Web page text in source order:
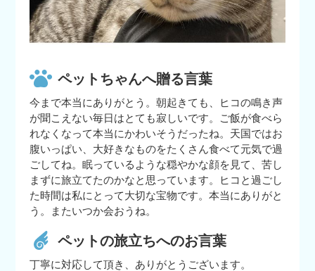
ペットちゃんへ贈る言葉
今まで本当にありがとう。朝起きても、ヒコの鳴き声
が聞こえない毎日はとても寂しいです。ご飯が食べら
れなくなって本当にかわいそうだったね。天国ではお
腹いっぱい、大好きなものをたくさん食べて元気で過
ごしてね。眠っているような穏やかな顔を見て、苦し
まずに旅立てたのかなと思っています。ヒコと過ごし
た時間は私にとって大切な宝物です。本当にありがと
う。またいつか会おうね。
ペットの旅立ちへのお言葉
丁寧に対応して頂き、ありがとうございます。